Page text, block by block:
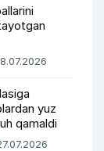
yuz
qamaldi